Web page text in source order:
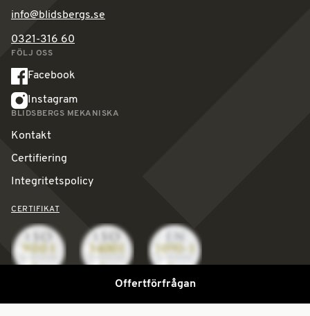
Offertförfrågan
info@blidsbergs.se
0321-316 60
FÖLJ OSS
Facebook
Instagram
BLIDSBERGS MEKANISKA
Kontakt
Certifiering
Integritetspolicy
CERTIFIKAT
© Copyright 2026 Blidsbergs Mekaniska.All Rights Reserved.